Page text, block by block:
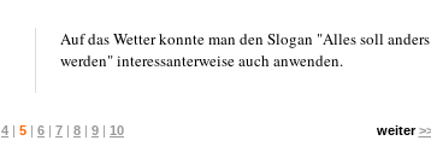
Auf das Wetter konnte man den Slogan "Alles soll anders
werden" interessanterweise auch anwenden.
4 | 5 | 6 | 7 | 8 | 9 | 10 weiter